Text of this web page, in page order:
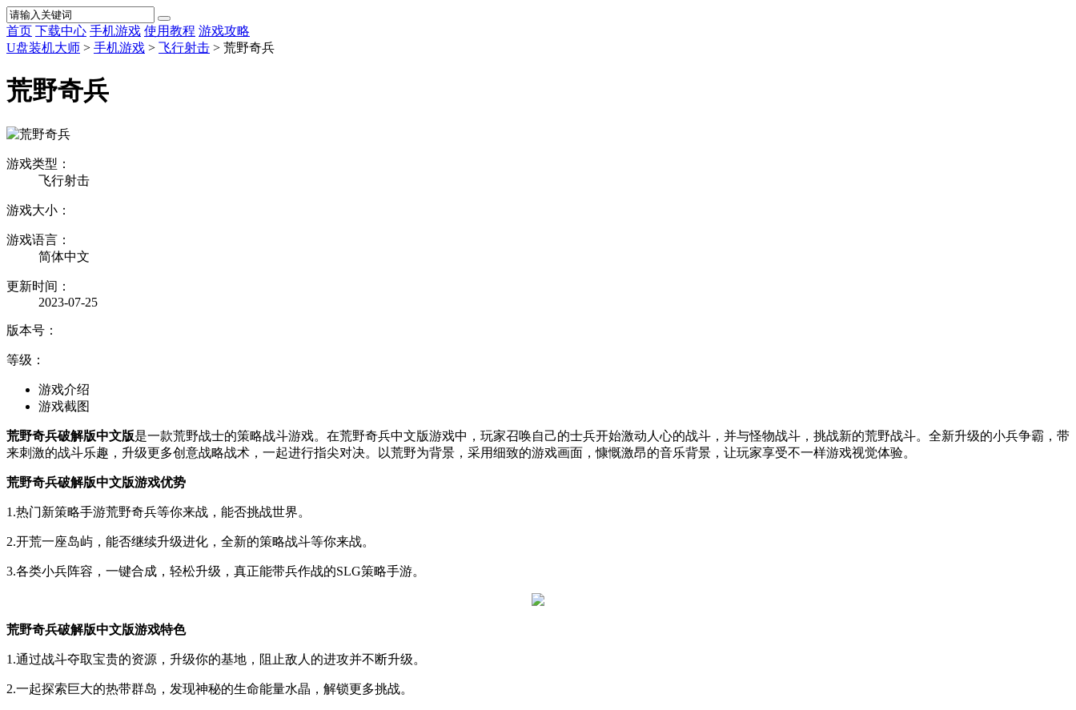
首页 下载中心 手机游戏 使用教程 游戏攻略
U盘装机大师 > 手机游戏 > 飞行射击 > 荒野奇兵
荒野奇兵
游戏类型：
飞行射击
游戏大小：
游戏语言：
简体中文
更新时间：
2023-07-25
版本号：
等级：
游戏介绍
游戏截图
荒野奇兵破解版中文版是一款荒野战士的策略战斗游戏。在荒野奇兵中文版游戏中，玩家召唤自己的士兵开始激动人心的战斗，并与怪物战斗，挑战新的荒野战斗。全新升级的小兵争霸，带
来刺激的战斗乐趣，升级更多创意战略战术，一起进行指尖对决。以荒野为背景，采用细致的游戏画面，慷慨激昂的音乐背景，让玩家享受不一样游戏视觉体验。
荒野奇兵破解版中文版游戏优势
1.热门新策略手游荒野奇兵等你来战，能否挑战世界。
2.开荒一座岛屿，能否继续升级进化，全新的策略战斗等你来战。
3.各类小兵阵容，一键合成，轻松升级，真正能带兵作战的SLG策略手游。
荒野奇兵破解版中文版游戏特色
1.通过战斗夺取宝贵的资源，升级你的基地，阻止敌人的进攻并不断升级。
2.一起探索巨大的热带群岛，发现神秘的生命能量水晶，解锁更多挑战。